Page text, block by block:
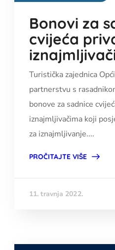
Bonovi za
cvijeća
Turistička zajednica
partnerstvu s
bonove za sadnice
iznajmljivačima koji
za iznajmljivanje....
PROČITAJTE VIŠE
11. travnja 2022.